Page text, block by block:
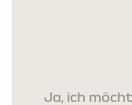
Ja, ich